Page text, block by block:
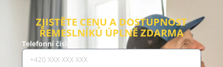
ZJISTĚTE CENU A DOSTUPNOST
ŘEMESLNÍKŮ ÚPLNĚ ZDARMA
Telefonní číslo *